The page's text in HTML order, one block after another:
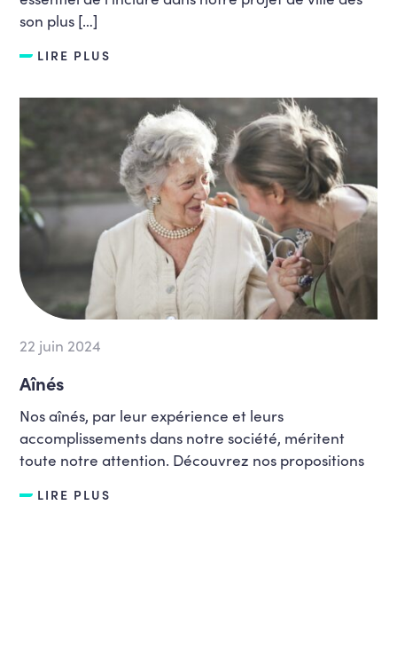
son plus […]
LIRE PLUS
22 juin 2024
Aînés
Nos aînés, par leur expérience et leurs
accomplissements dans notre société, méritent
toute notre attention. Découvrez nos propositions
LIRE PLUS